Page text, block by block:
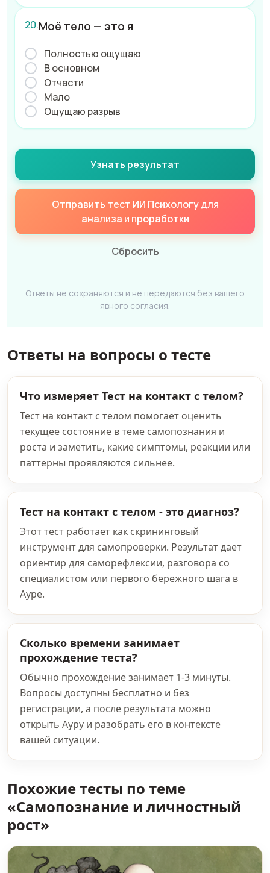
Моё тело — это я
Полностью ощущаю
В основном
Отчасти
Мало
Ощущаю разрыв
Узнать результат
Отправить тест ИИ Психологу для
анализа и проработки
Сбросить
Ответы не сохраняются и не передаются без вашего
явного согласия.
Ответы на вопросы о тесте
Что измеряет Тест на контакт с телом?
Тест на контакт с телом помогает оценить
текущее состояние в теме самопознания и
роста и заметить, какие симптомы, реакции или
паттерны проявляются сильнее.
Тест на контакт с телом - это диагноз?
Этот тест работает как скрининговый
инструмент для самопроверки. Результат дает
ориентир для саморефлексии, разговора со
специалистом или первого бережного шага в
Ауре.
Сколько времени занимает
прохождение теста?
Обычно прохождение занимает 1-3 минуты.
Вопросы доступны бесплатно и без
регистрации, а после результата можно
открыть Ауру и разобрать его в контексте
вашей ситуации.
Похожие тесты по теме
«Самопознание и личностный
рост»